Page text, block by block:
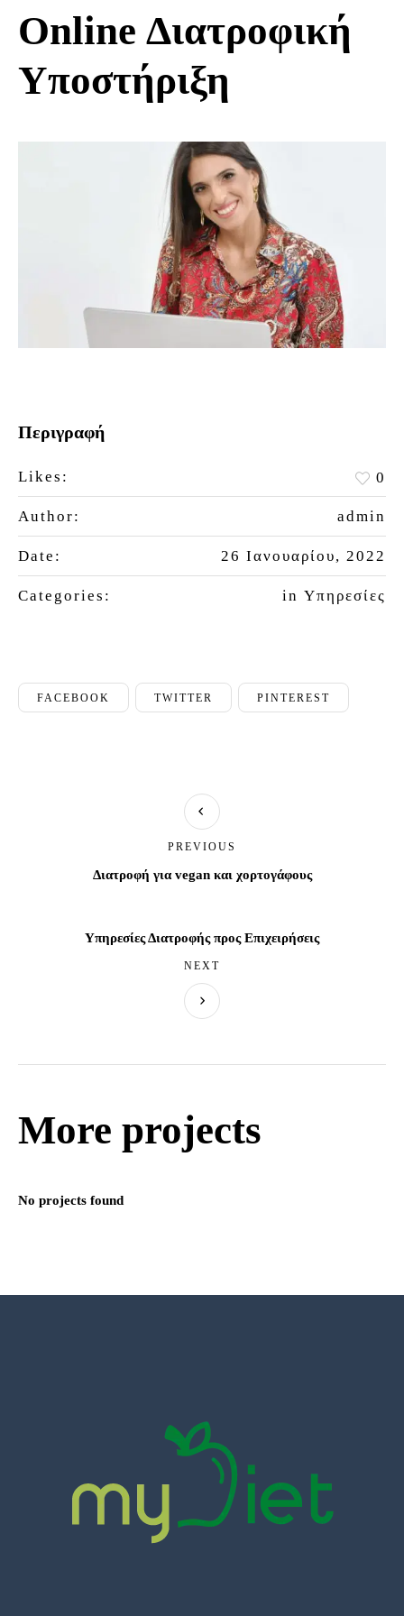
Online Διατροφική
Υποστήριξη
Περιγραφή
Likes: 0
Author: admin
Date: 26 Ιανουαρίου, 2022
Categories: in Υπηρεσίες
FACEBOOK TWITTER PINTEREST
Διατροφή για vegan και χορτογάφους
PREVIOUS
Υπηρεσίες Διατροφής προς Επιχειρήσεις
NEXT
More projects
No projects found